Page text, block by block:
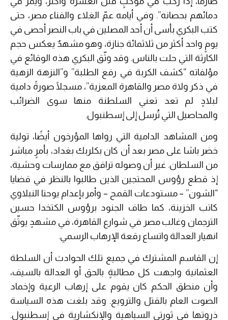
دمائهم بحصانه”. وفي أيامه عمّ الغلاء والفناء مصر، حتى
كتب البكري بأسى أن أحد المصلين في باب النصر أحصى في
يومٍ واحد أكثر من ثلاثمائة جنازة، وهو مشهدٌ يعكس حجم
الكارثة التي حلت بالناس. وقد وثّق البكري هذه الوقائع في
مؤلفاته “كشف الكربة في رفع الطلبة” و”النزهة الزهية
في ذكر ولاة مصر والقاهرة المعزية”، مسجلًا صورةً دامية
لبلادٍ لم تعد تعني السلطنة منها سوى الضرائب
والمحاصيل التي تُرسل إلى إسطنبول.
ومن المشاهد الدامية التي رواها المؤرخون أيضًا، تولية
خضر باشا على مصر بعد أن كان بكلربك بغداد، بأمرٍ مباشر
من السلطان. غير أن وصوله ترافق مع ممارسات وحشية،
إذ قطع رؤوس المحتجين الذين طالبوا بالنظر في قضايا
“الشون” – مستودعات القمح – وأمر بإعدام يوحنا النبلاوي
كاتب الخزينة، كما طاف الجنود برؤوس الكتخدا حسين
الترجمان وغالب مصر في شوارع القاهرة، في مشهدٍ يوثّق
انهيار العدالة واتساع رقعة الإرهاب الرسمي.
إن القاسم المشترك في جميع تلك الحوادث أن السلطة
العثمانية واجهت كل مطالبةٍ بالحق أو العدالة بالسيف،
وأن منطق الحكم كان يقوم على إرهاب الرعية وإخماد
الصوت العام بالقتل والترويع. وقد بلغت هذه السياسة
ذروتها في ثورتي السباهية والإنكشارية في إسطنبول.